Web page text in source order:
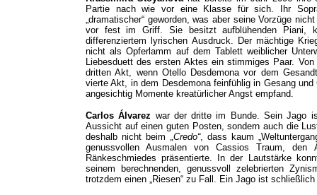
Partie nach wie vor eine Klasse für sich. Ihr
„dramatischer“ geworden, was aber seine Vorzüge
vor fest im Griff. Sie besitzt aufblühenden Piani,
differenziertem lyrischen Ausdruck. Der mächtige
nicht als Opferlamm auf dem Tablett weiblicher
Liebesduett des ersten Aktes ein stimmiges Paar.
dritten Akt, wenn Otello Desdemona vor dem
vierte Akt, in dem Desdemona feinfühlig in Gesang
angesichtig Momente kreatürlicher Angst empfand.
Carlos Álvarez war der dritte im Bunde. Sein Jago
Aussicht auf einen guten Posten, sondern auch die
deshalb nicht beim „Credo“, dass kaum
genussvollen Ausmalen von Cassios Traum,
Ränkeschmiedes präsentierte. In der Lautstärke
seinem berechnenden, genussvoll zelebrierten
trotzdem einen „Riesen“ zu Fall. Ein Jago ist